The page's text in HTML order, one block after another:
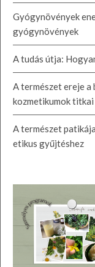
Gyógynövények
gyógynövények
A tudás útja:
A természet ereje
kozmetikumok titkai
A természet
etikus gyűjtéshez